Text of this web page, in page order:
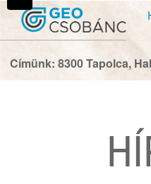
Címünk: 8300 Tapolca,